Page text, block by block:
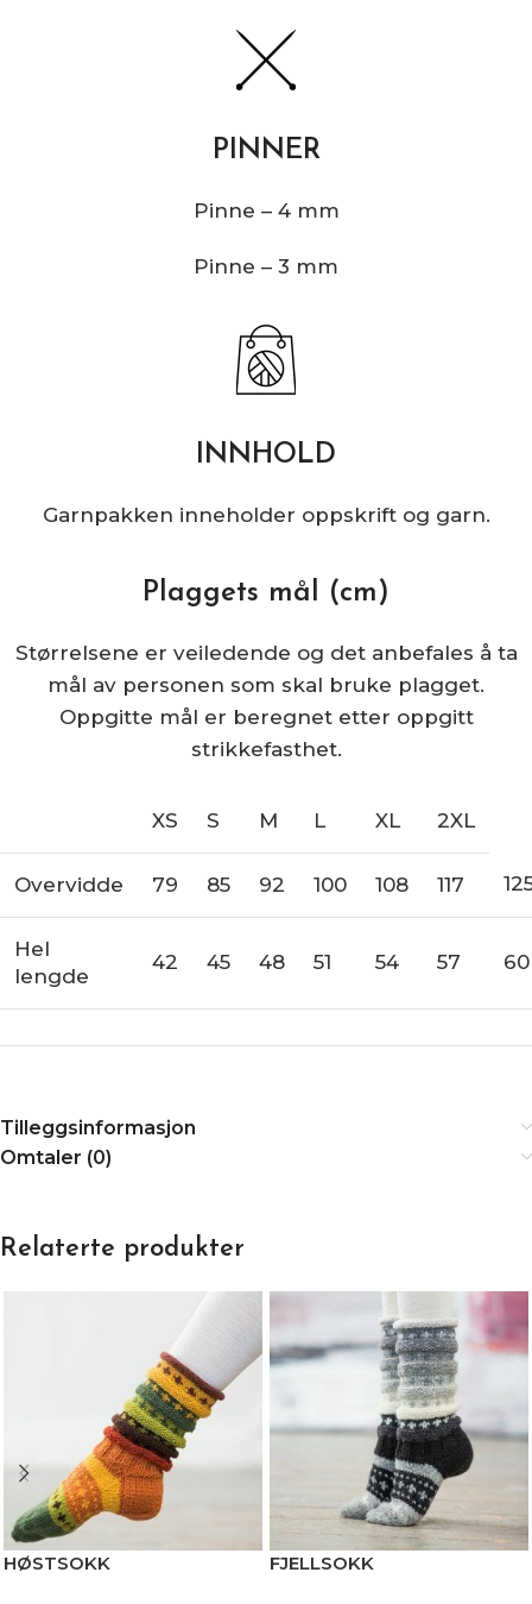
PINNER
Pinne – 4 mm
Pinne – 3 mm
INNHOLD
Garnpakken inneholder oppskrift og garn.
Plaggets mål (cm)
Størrelsene er veiledende og det anbefales å ta
mål av personen som skal bruke plagget.
Oppgitte mål er beregnet etter oppgitt
strikkefasthet.
XS S M L XL 2XL
Overvidde 79 85 92 100 108 117
Hel
lengde
42 45 48 51 54 57 60
Tilleggsinformasjon
Omtaler (0)
Relaterte produkter
HØSTSOKK FJELLSOKK